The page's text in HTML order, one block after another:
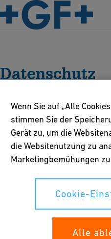
Datenschutz
Datenschutzgesetze
Richtlinie betreffend
Wenn Sie auf „Alle
stimmen Sie der
Gerät zu, um die
die Websitenutzung zu
Marketingbemühungen
Cookie-
Alle